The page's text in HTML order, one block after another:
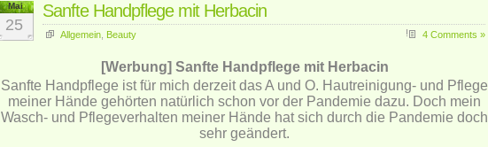
Mai
25
Sanfte Handpflege mit Herbacin
Allgemein Beauty 4 Comments »
[Werbung] Sanfte Handpflege mit Herbacin
Sanfte Handpflege ist für mich derzeit das A und O. Hautreinigung- und Pflege
meiner Hände gehörten natürlich schon vor der Pandemie dazu. Doch mein
Wasch- und Pflegeverhalten meiner Hände hat sich durch die Pandemie doch
sehr geändert.